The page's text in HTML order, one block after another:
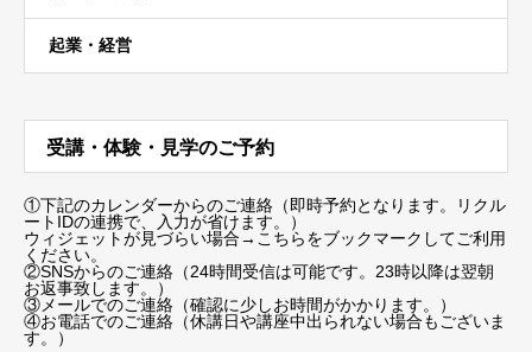
起業・経営
受講・体験・見学のご予約
①下記のカレンダーからのご連絡（即時予約となります。リクル
ートIDの連携で、入力が省けます。）
ウィジェットが見づらい場合→こちらをブックマーク してご利用
ください。
②SNSからのご連絡（24時間受信は可能です。23時以降は翌朝
お返事致します。）
③メールでのご連絡（確認に少しお時間がかかります。）
④お電話でのご連絡（休講日や講座中出られない場合もございま
す。）